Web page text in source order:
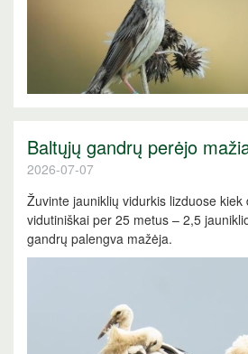
Baltųjų gandrų perėjo
2026-07-07
Žuvinte jauniklių vidurkis lizduose kiek
vidutiniškai per 25 metus – 2,5
gandrų palengva mažėja.